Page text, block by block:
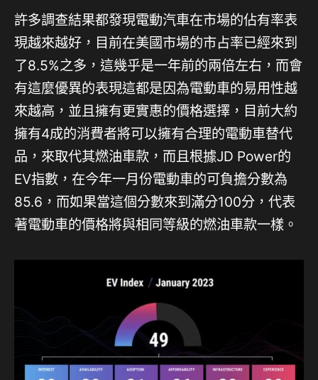
許多調查結果都發現電動汽車在市場的佔有率表
現越來越好，目前在美國市場的市占率已經來到
了8.5%之多，這幾乎是一年前的兩倍左右，而會
有這麼優異的表現這都是因為電動車的易用性越
來越高，並且擁有更實惠的價格選擇，目前大約
擁有4成的消費者將可以擁有合理的電動車替代
品，來取代其燃油車款，而且根據JD Power的
EV指數，在今年一月份電動車的可負擔分數為
85.6，而如果當這個分數來到滿分100分，代表
著電動車的價格將與相同等級的燃油車款一樣。